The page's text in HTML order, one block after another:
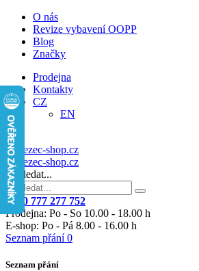
O nás
Revize vybavení OOPP
Blog
Značky
Prodejna
Kontakty
CZ
EN
Vyhledat...
+420 777 277 752
Prodejna: Po - So 10.00 - 18.00 h
E-shop: Po - Pá 8.00 - 16.00 h
Seznam přání 0
Seznam přání